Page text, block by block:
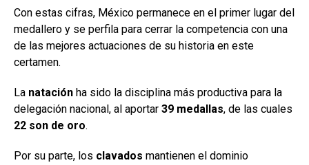
Con estas cifras, México permanece en el primer lugar del
medallero y se perfila para cerrar la competencia con una
de las mejores actuaciones de su historia en este
certamen.
La natación ha sido la disciplina más productiva para la
delegación nacional, al aportar 39 medallas, de las cuales
22 son de oro.
Por su parte, los clavados mantienen el dominio